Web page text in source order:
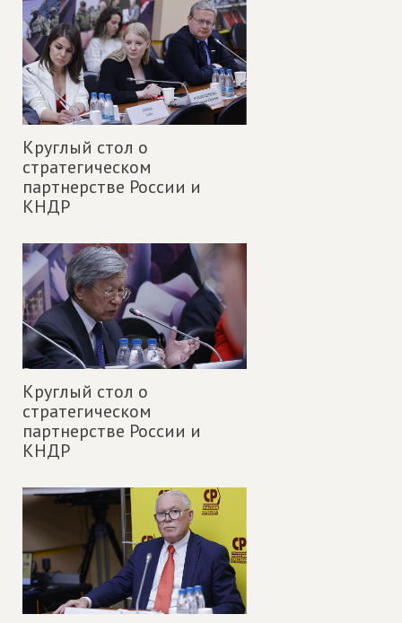
Круглый стол о
стратегическом
партнерстве России и
КНДР
Круглый стол о
стратегическом
партнерстве России и
КНДР